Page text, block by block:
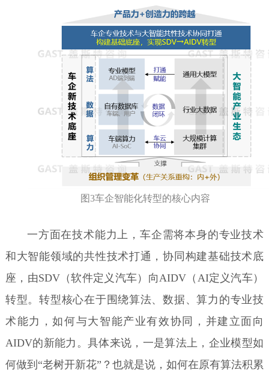
图3车企智能化转型的核心内容
一方面在技术能力上，车企需将本身的专业技术
和大智能领域的共性技术打通，协同构建基础技术底
座，由SDV（软件定义汽车）向AIDV（AI定义汽车）
转型。转型核心在于围绕算法、数据、算力的专业技
术能力，如何与大智能产业有效协同，并建立面向
AIDV的新能力。具体来说，一是算法上，企业模型如
何做到“老树开新花”？也就是说，如何在原有算法积累